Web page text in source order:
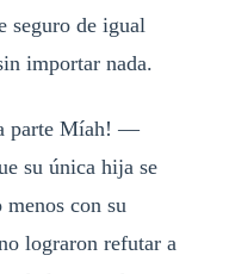
seguro de igual
importar nada.
parte Míah! —
su única hija se
con su
lograron refutar a